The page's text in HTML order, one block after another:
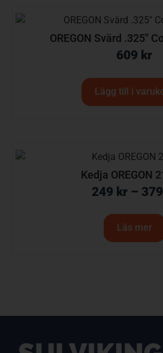
OREGON Svärd .325″
609 kr
Lägg till i
Kedja OREGON
249 kr – 379
Läs mer